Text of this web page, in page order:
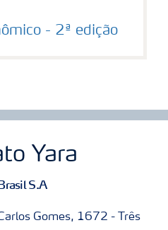
- 2ª edição
Yara
S.A
Gomes, 1672 - Três